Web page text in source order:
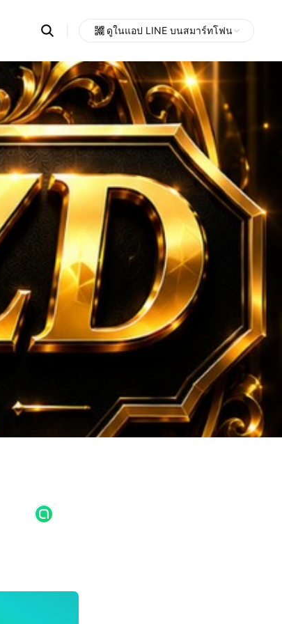
Search
OpenChats
messages
search
area
ดูในแอป LINE บนสมาร์ทโฟน